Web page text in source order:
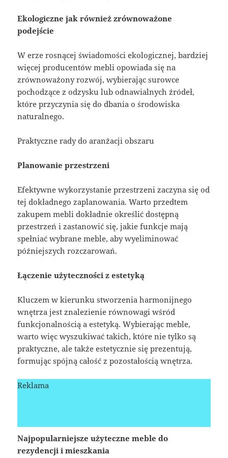
Ekologiczne jak również zrównoważone
podejście
W erze rosnącej świadomości ekologicznej, bardziej
więcej producentów mebli opowiada się na
zrównoważony rozwój, wybierając surowce
pochodzące z odzysku lub odnawialnych źródeł,
które przyczynia się do dbania o środowiska
naturalnego.
Praktyczne rady do aranżacji obszaru
Planowanie przestrzeni
Efektywne wykorzystanie przestrzeni zaczyna się od
tej dokładnego zaplanowania. Warto przedtem
zakupem mebli dokładnie określić dostępną
przestrzeń i zastanowić się, jakie funkcje mają
spełniać wybrane meble, aby wyeliminować
późniejszych rozczarowań.
Łączenie użyteczności z estetyką
Kluczem w kierunku stworzenia harmonijnego
wnętrza jest znalezienie równowagi wśród
funkcjonalnością a estetyką. Wybierając meble,
warto więc wyszukiwać takich, które nie tylko są
praktyczne, ale także estetycznie się prezentują,
formując spójną całość z pozostałością wnętrza.
Reklama
Najpopularniejsze użyteczne meble do
rezydencji i mieszkania